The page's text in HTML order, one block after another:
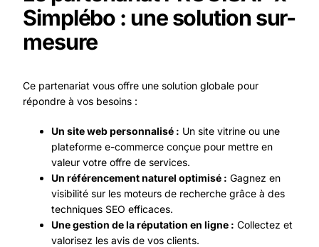
Simplébo : une solution sur-
mesure
Ce partenariat vous offre une solution globale pour
répondre à vos besoins :
Un site web personnalisé : Un site vitrine ou une
plateforme e-commerce conçue pour mettre en
valeur votre offre de services.
Un référencement naturel optimisé : Gagnez en
visibilité sur les moteurs de recherche grâce à des
techniques SEO efficaces.
Une gestion de la réputation en ligne : Collectez et
valorisez les avis de vos clients.